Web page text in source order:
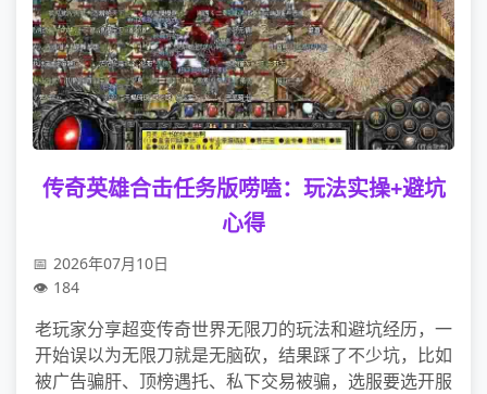
传奇英雄合击任务版唠嗑：玩法实操+避坑
心得
2026年07月10日
184
老玩家分享超变传奇世界无限刀的玩法和避坑经历，一
开始误以为无限刀就是无脑砍，结果踩了不少坑，比如
被广告骗肝、顶榜遇托、私下交易被骗，选服要选开服